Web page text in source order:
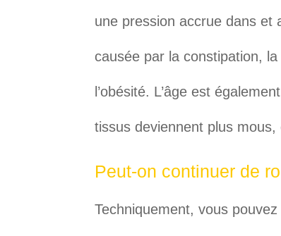
une pression accrue dans et
causée par la constipation,
l’obésité. L’âge est
tissus deviennent plus
Peut-on continuer de
Techniquement, vous